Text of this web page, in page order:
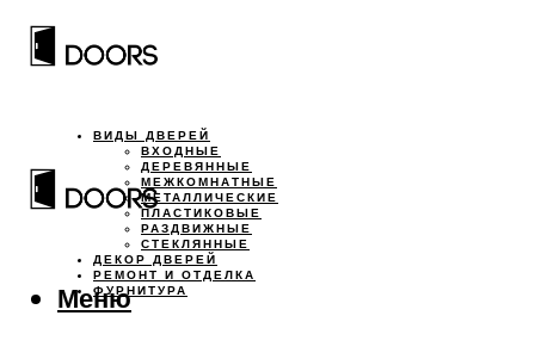
ВИДЫ ДВЕРЕЙ
ВХОДНЫЕ
ДЕРЕВЯННЫЕ
МЕЖКОМНАТНЫЕ
МЕТАЛЛИЧЕСКИЕ
ПЛАСТИКОВЫЕ
РАЗДВИЖНЫЕ
СТЕКЛЯННЫЕ
ДЕКОР ДВЕРЕЙ
РЕМОНТ И ОТДЕЛКА
ФУРНИТУРА
Меню